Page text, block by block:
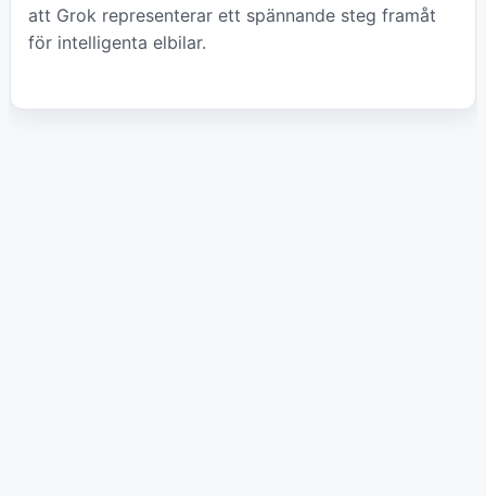
att Grok representerar ett spännande steg framåt
för intelligenta elbilar.